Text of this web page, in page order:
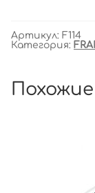
Артикул: F114
Категория: